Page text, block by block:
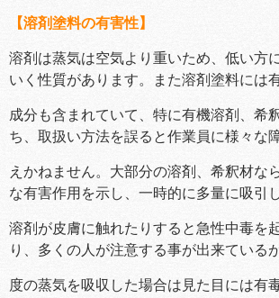
【溶剤塗料の有害性】
溶剤は蒸気は空気より重いため、低い方
いく性質があります。また溶剤塗料には
成分も含まれていて、特に有機溶剤、希
ち、取扱い方法を誤ると作業員に様々な
えかねません。大部分の溶剤、希釈材な
な有害作用を示し、一時的に多量に吸引
溶剤が皮膚に触れたりすると急性中毒を
り、多くの人が注意する事が出来ている
度の蒸気を吸収した場合は見た目には有